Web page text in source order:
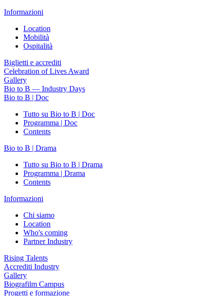
Informazioni
Location
Mobilità
Ospitalità
Biglietti e accrediti
Celebration of Lives Award
Gallery
Bio to B — Industry Days
Bio to B | Doc
Tutto su Bio to B | Doc
Programma | Doc
Contents
Bio to B | Drama
Tutto su Bio to B | Drama
Programma | Drama
Contents
Informazioni
Chi siamo
Location
Who's coming
Partner Industry
Rising Talents
Accrediti Industry
Gallery
Biografilm Campus
Progetti e formazione